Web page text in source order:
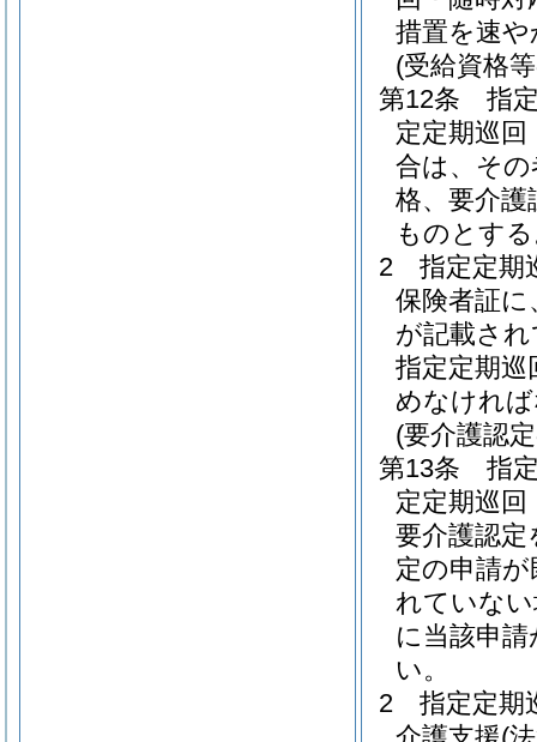
措置を速
(受給資格
第12条
指
定定期巡
合は、そ
格、要介
ものとす
2
指定定期
保険者証に
が記載さ
指定定期巡
めなけれ
(要介護認
第13条
指
定定期巡
要介護認
定の申請
れていな
に当該申
い。
2
指定定期